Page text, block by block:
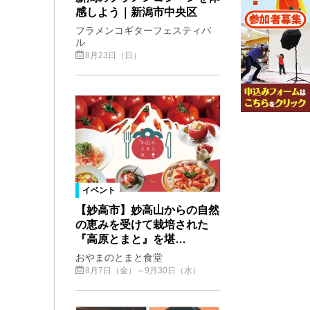
感しよう｜新潟市中央区
フラメンコギターフェスティバ
ル
8月23日（日）
イベント
【妙高市】妙高山からの自然
の恵みを受けて栽培された
『高原とまと』を堪…
おやまのとまと食堂
8月7日（金）～9月30日（水）